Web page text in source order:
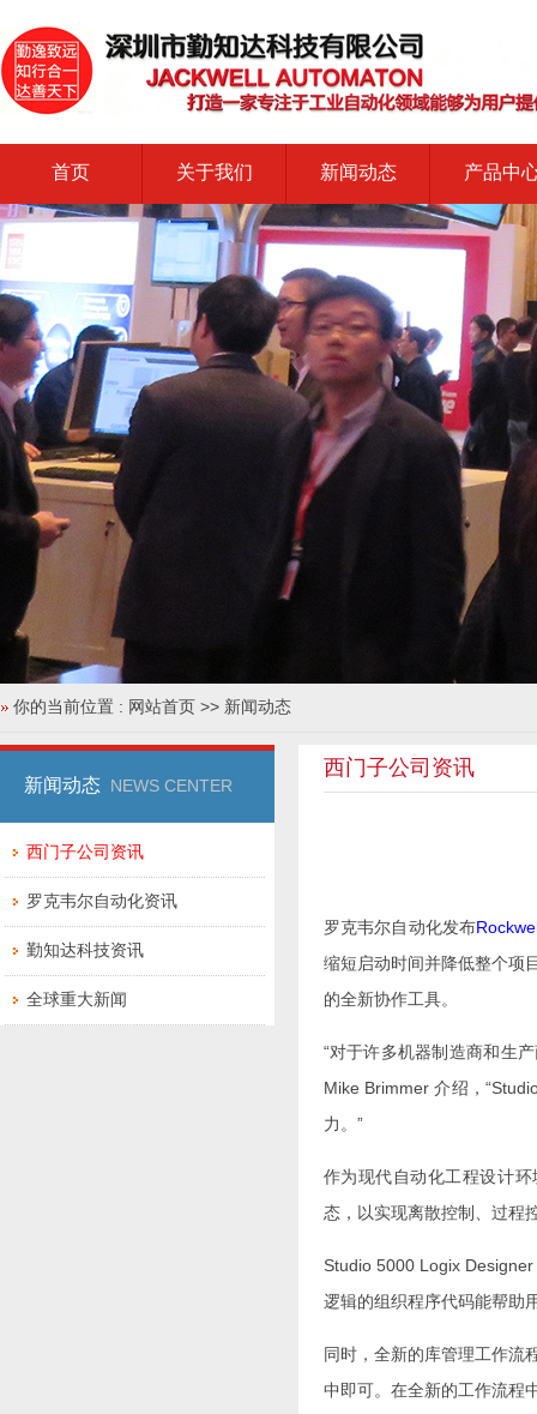
首页 关于我们 新闻动态 产品中
你的当前位置 : 网站首页 >> 新闻动态
新闻动态 NEWS CENTER
西门子公司资讯
罗克韦尔自动化资讯
勤知达科技资讯
全球重大新闻
西门子公司资讯
罗克韦尔自动化发布
缩短启动时间并降低整个项
的全新协作工具。
“对于许多机器制造商和生
Mike Brimmer 介绍，
力。”
作为现代自动化工程设计
态，以实现离散控制、过程
Studio 5000 Logix
逻辑的组织程序代码能帮助
同时，全新的库管理工作流
中即可。在全新的工作流程